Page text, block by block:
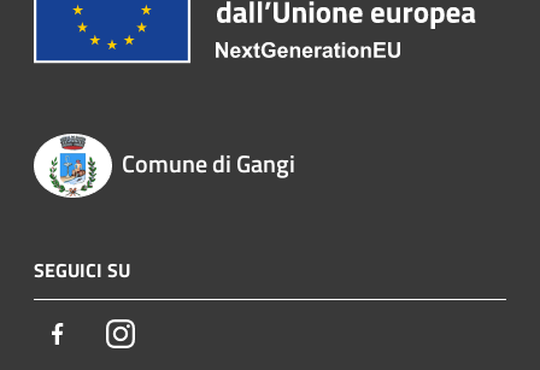
Comune di Gangi
SEGUICI SU
FacebookInstagram